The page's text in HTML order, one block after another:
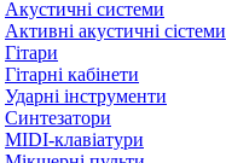
Акустичні системи
Активні акустичні сістеми
Гітари
Гітарні кабінети
Ударні інструменти
Синтезатори
MIDI-клавіатури